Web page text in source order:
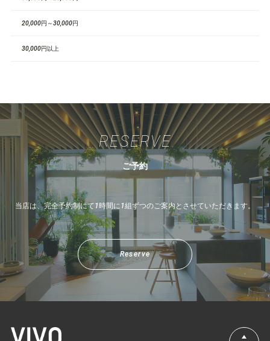
20,000円～30,000円
30,000円以上
RESERVE
ご予約
当店は、完全予約制にて1時間に1組ずつのご案内とさせていただきます。
Reserve